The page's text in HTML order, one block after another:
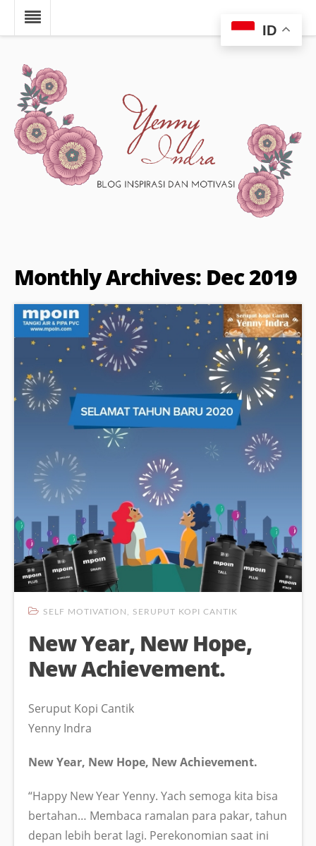
Monthly Archives: Dec 2019
SELF MOTIVATION SERUPUT KOPI CANTIK
New Year, New Hope,
New Achievement.
Seruput Kopi Cantik
Yenny Indra
New Year, New Hope, New Achievement.
“Happy New Year Yenny. Yach semoga kita bisa
bertahan… Membaca ramalan para pakar, tahun
depan lebih berat lagi. Perekonomian saat ini
ID